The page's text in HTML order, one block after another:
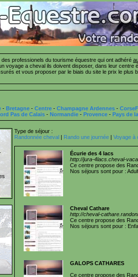
professionels du tourisme équestre qui ont adhéré
voyage a cheval ils doivent disposer, dans leur
et vous proposer par le biais du site le prix le
- Bretagne - Centre - Champagne Ardennes -
Pas de Calais- Normandie- Provence- Pays de
Type de séjour :
Randonnée cheval | Rando une journée | Voyage à
Écurie des 4 lacs
http://jura-4lacs.cheval-
Ce centre propose des
Nos séjours sont pour :
Cheval Cathare
http://cheval-
Ce centre propose des
Nos séjours sont pour :
GALOPS CATHARES
Ce centre propose des